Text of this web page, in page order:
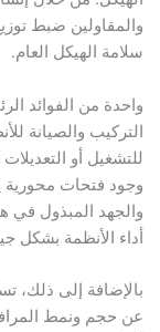
ضبط توزيع
الهيكل العام.
من الفوائد الرئيسية
والصيانة للأنظمة
أو التعديلات في
فتحات محورية يتيح
المبذول في هذه
الأنظمة بشكل جيد
إلى ذلك، تساهم
ونمط المرافق